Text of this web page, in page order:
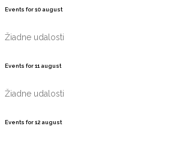
Events for10 august
Žiadne udalosti
Events for11 august
Žiadne udalosti
Events for12 august